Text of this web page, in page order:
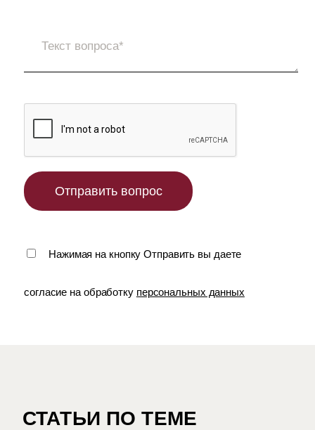
Нажимая на кнопку Отправить вы даете
согласие на обработку персональных данных
СТАТЬИ ПО ТЕМЕ